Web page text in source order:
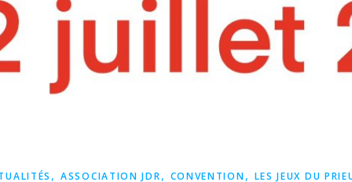
,ASSOCIATION JDR, CONVENTION, LES JEUX DU